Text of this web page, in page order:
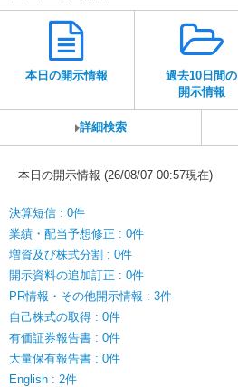
本日の開示情報
過去10日間の
開示情報
詳細検索
本日の開示情報 (26/08/07 00:57現在)
決算短信 : 0件
業績・配当予想修正 : 0件
増資及び株式分割 : 0件
開示資料の追加訂正 : 0件
PR情報・その他開示情報 : 3件
自己株式の取得 : 0件
有価証券報告書 : 0件
大量保有報告書 : 0件
English : 2件